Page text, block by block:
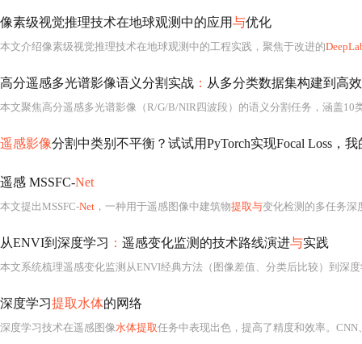
像素级视觉推理技术在地球观测中的应用与优化
本文介绍像素级视觉推理技术在地球观测中的工程实践，聚焦于改进的
高分遥感多光谱影像语义分割实战 ： 从多分类数据集构建到高
遥感影像分割中类别不平衡？试试用PyTorch实现Focal Loss，
遥感 MSSFC-Net
本文提出MSSFC-Net ，一种用于遥感图像中建筑物提取与变化检测的多任务深度
从ENVI到深度学习 ： 遥感变化监测的技术路线演进与实践
本文系统梳理遥感变化监测从ENVI经典方法（图像差值、分类后比较）到深
深度学习提取水体的网络
深度学习技术在遥感图像水体提取任务中表现出色，提高了精度和效率。CNN